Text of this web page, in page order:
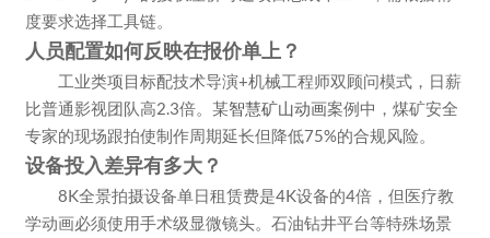
度要求选择工具链。
人员配置如何反映在报价单上？
工业类项目标配技术导演+机械工程师双顾问模式，日薪
比普通影视团队高2.3倍。某智慧矿山动画案例中，煤矿安全
专家的现场跟拍使制作周期延长但降低75%的合规风险。
设备投入差异有多大？
8K全景拍摄设备单日租赁费是4K设备的4倍，但医疗教
学动画必须使用手术级显微镜头。石油钻井平台等特殊场景